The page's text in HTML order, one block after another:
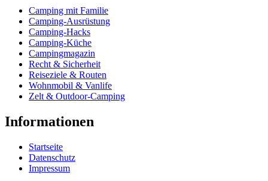
Camping mit Familie
Camping-Ausrüstung
Camping-Hacks
Camping-Küche
Campingmagazin
Recht & Sicherheit
Reiseziele & Routen
Wohnmobil & Vanlife
Zelt & Outdoor-Camping
Informationen
Startseite
Datenschutz
Impressum